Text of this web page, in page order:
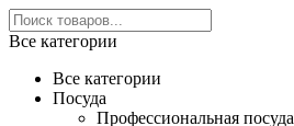
Все категории
Все категории
Посуда
Профессиональная посуда